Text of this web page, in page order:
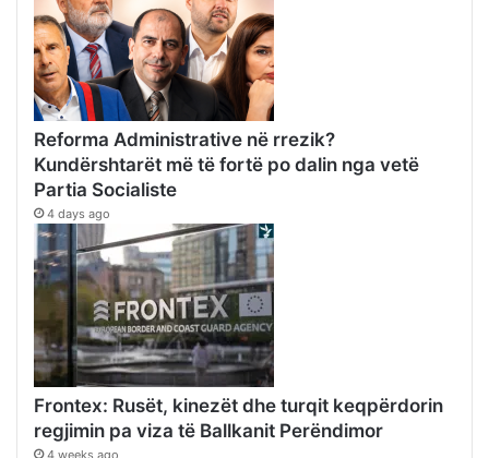
Reforma Administrative në rrezik?
Kundërshtarët më të fortë po dalin nga vetë
Partia Socialiste
4 days ago
Frontex: Rusët, kinezët dhe turqit keqpërdorin
regjimin pa viza të Ballkanit Perëndimor
4 weeks ago